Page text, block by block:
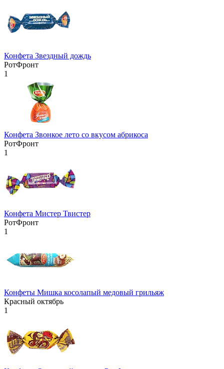
Конфета Звездный дождь
РотФронт
1
Конфета Звонкое лето со вкусом абрикоса
РотФронт
1
Конфета Мистер Твистер
РотФронт
1
Конфеты Мишка косолапый медовый грильяж
Красный октябрь
1